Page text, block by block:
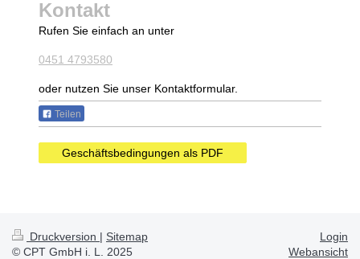
Kontakt
Rufen Sie einfach an unter
0451 4793580
oder nutzen Sie unser Kontaktformular.
Teilen
Geschäftsbedingungen als PDF
Druckversion | Sitemap
© CPT GmbH i. L. 2025
Login
Webansicht